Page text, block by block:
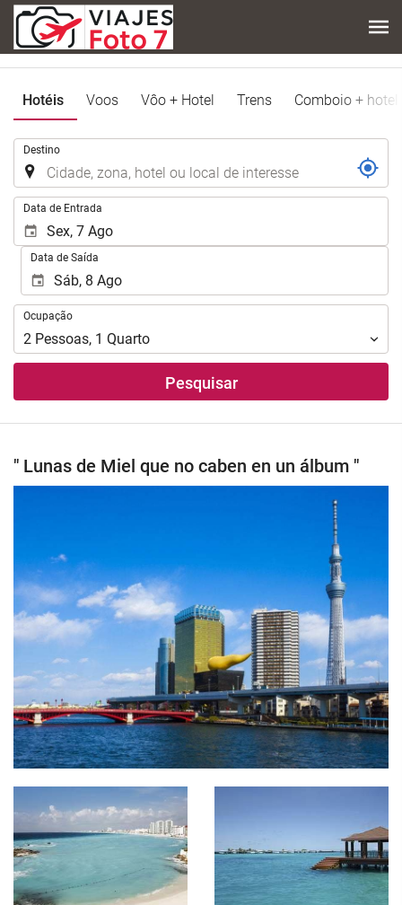
Hotéis Voos Vôo + Hotel Trens Comboio + hotel
Destino
Data de Entrada
Data de Saída
Ocupação
Ocupação
2 Pessoas, 1 Quarto
Pesquisar
" Lunas de Miel que no caben en un álbum "